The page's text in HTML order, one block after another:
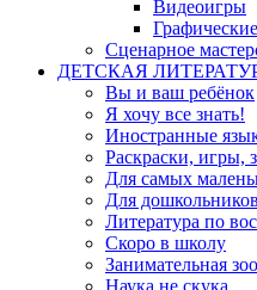
Видеоигры
Сценарное
ДЕТСКАЯ
Вы и ваш ребёнок
Я хочу все знать!
Иностранные
Раскраски, игры,
Для самых
Для
Литература по
Скоро в школу
Занимательная
Наука не скука